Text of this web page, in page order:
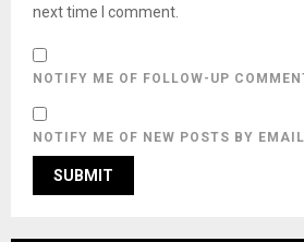
next time I comment.
NOTIFY ME OF FOLLOW-UP
NOTIFY ME OF NEW POSTS BY